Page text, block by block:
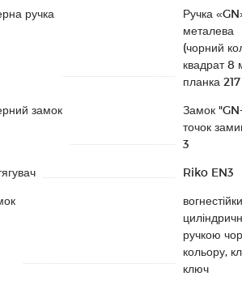
ручка
Ручка
металева
(чорний
квадрат 8
планка
замок
Замок
точок
3
Riko EN3
ручкою
кольору,
ключ